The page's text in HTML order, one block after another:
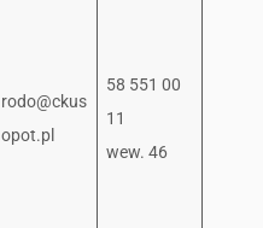
rodo@ckus
opot.pl
58 551 00
11
wew. 46